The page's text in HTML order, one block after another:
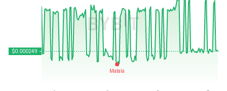
Viimeksi päivitetty: 2026-08-07 klo 08:20 GMT+0